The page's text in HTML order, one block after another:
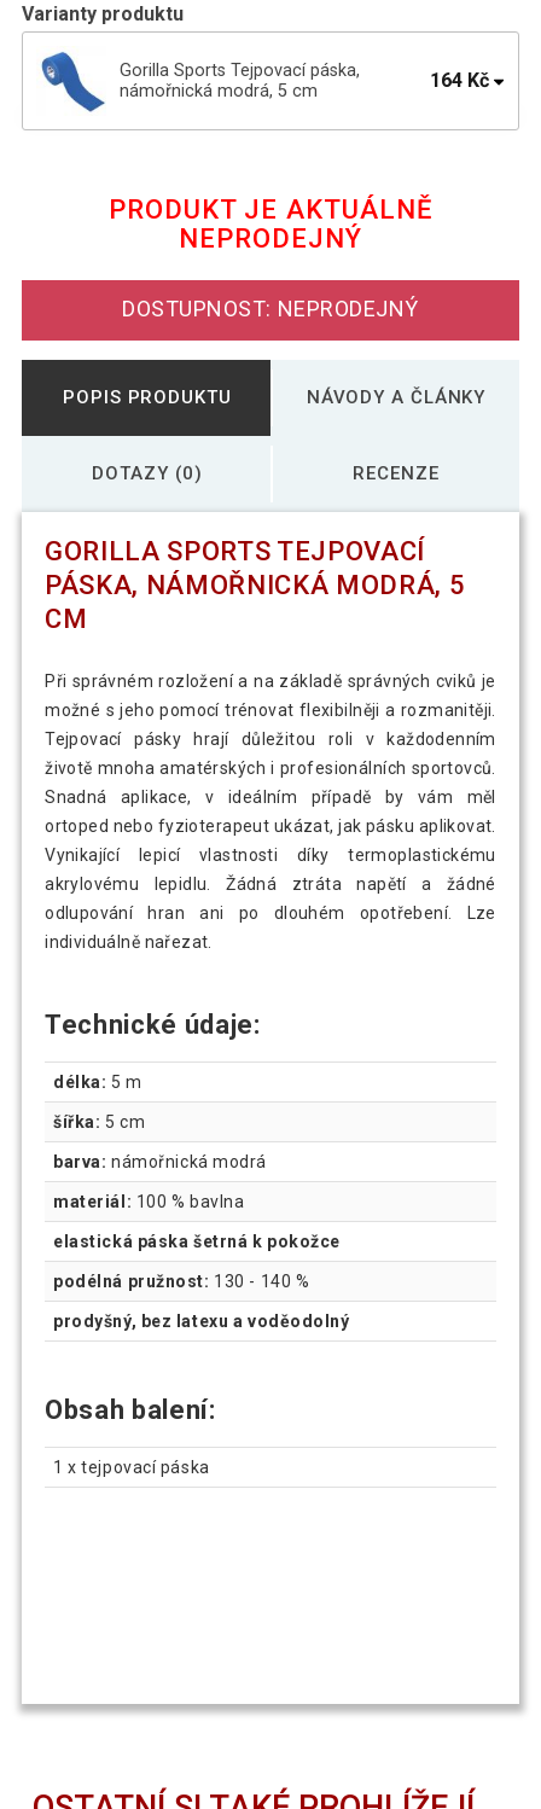
Varianty produktu
Gorilla Sports Tejpovací páska,
námořnická modrá, 5 cm
164 Kč
Gorilla Sports Tejpovací páska, světle
PRODUKT JE AKTUÁLNĚ
NEPRODEJNÝ
DOSTUPNOST: NEPRODEJNÝ
POPIS PRODUKTU NÁVODY A ČLÁNKY
DOTAZY (0) RECENZE
GORILLA SPORTS TEJPOVACÍ
PÁSKA, NÁMOŘNICKÁ MODRÁ, 5
CM
Při správném rozložení a na základě správných cviků je
možné s jeho pomocí trénovat flexibilněji a rozmanitěji.
Tejpovací pásky hrají důležitou roli v každodenním
životě mnoha amatérských i profesionálních sportovců.
Snadná aplikace, v ideálním případě by vám měl
ortoped nebo fyzioterapeut ukázat, jak pásku aplikovat.
Vynikající lepicí vlastnosti díky termoplastickému
akrylovému lepidlu. Žádná ztráta napětí a žádné
odlupování hran ani po dlouhém opotřebení. Lze
individuálně nařezat.
Technické údaje:
délka: 5 m
šířka: 5 cm
barva: námořnická modrá
materiál: 100 % bavlna
elastická páska šetrná k pokožce
podélná pružnost: 130 - 140 %
prodyšný, bez latexu a voděodolný
Obsah balení:
1 x tejpovací páska